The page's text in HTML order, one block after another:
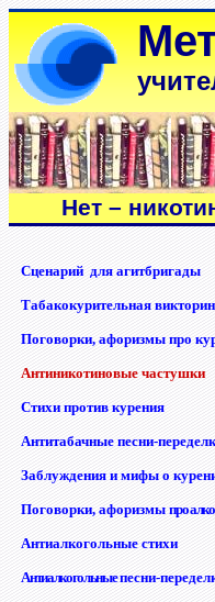
Нет –
Сценарий для агитбригады
Табакокурительная
Поговорки, афоризмы про
Антиникотиновые частушки
Стихи противкурения
Антитабачные песни-
Заблуждения и мифы о
Поговорки, афоризмыпро
Антиалкогольные стихи
Антиалкогольныепесни-